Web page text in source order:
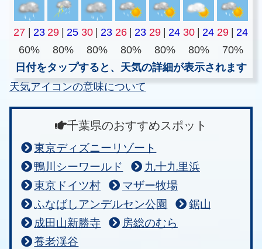
27 | 23 29 | 25 30 | 23 26 | 23 29 | 24 30 | 24 29 | 24
60%
80% 80% 80% 80% 80%
70%
日付をタップすると、天気の詳細が表示されます
天気アイコンの意味について
千葉県のおすすめスポット
東京ディズニーリゾート
鴨川シーワールド
九十九里浜
東京ドイツ村
マザー牧場
ふなばしアンデルセン公園
鋸山
成田山新勝寺
房総のむら
養老渓谷